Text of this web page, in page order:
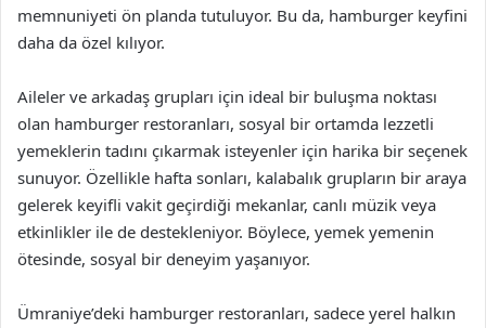
memnuniyeti ön planda tutuluyor. Bu da, hamburger keyfini
daha da özel kılıyor.
Aileler ve arkadaş grupları için ideal bir buluşma noktası
olan hamburger restoranları, sosyal bir ortamda lezzetli
yemeklerin tadını çıkarmak isteyenler için harika bir seçenek
sunuyor. Özellikle hafta sonları, kalabalık grupların bir araya
gelerek keyifli vakit geçirdiği mekanlar, canlı müzik veya
etkinlikler ile de destekleniyor. Böylece, yemek yemenin
ötesinde, sosyal bir deneyim yaşanıyor.
Ümraniye’deki hamburger restoranları, sadece yerel halkın